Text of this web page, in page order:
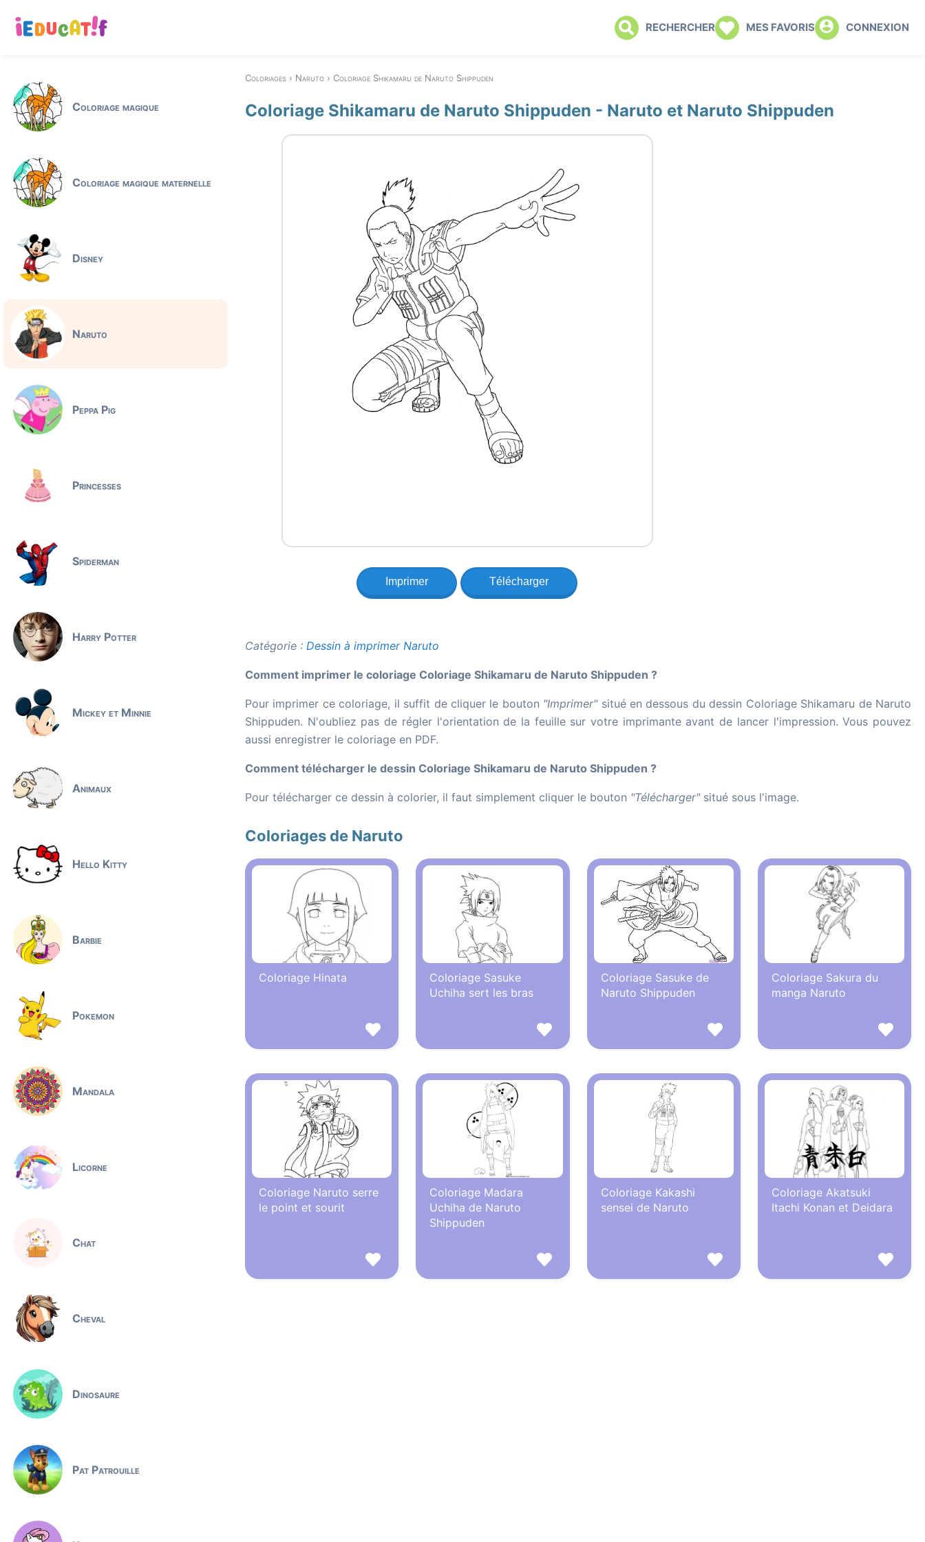
RECHERCHER MES FAVORIS CONNEXION
Coloriage magique
Coloriage magique maternelle
Disney
Naruto
Peppa Pig
Princesses
Spiderman
Harry Potter
Mickey et Minnie
Animaux
Hello Kitty
Barbie
Pokemon
Mandala
Licorne
Chat
Cheval
Dinosaure
Pat Patrouille
Coloriages Naruto Coloriage Shikamaru de Naruto Shippuden
Coloriage Shikamaru de Naruto Shippuden - Naruto et Naruto Shippuden
Imprimer Télécharger
Catégorie : Dessin à imprimer Naruto
Comment imprimer le coloriage Coloriage Shikamaru de Naruto Shippuden ?
Pour imprimer ce coloriage, il suffit de cliquer le bouton "Imprimer"situé en dessous du dessin Coloriage Shikamaru de Naruto
Shippuden. N'oubliez pas de régler l'orientation de la feuille sur votre imprimante avant de lancer l'impression. Vous pouvez
aussi enregistrer le coloriage en PDF.
Comment télécharger le dessin Coloriage Shikamaru de Naruto Shippuden ?
Pour télécharger ce dessin à colorier, il faut simplement cliquer le bouton "Télécharger"situé sous l'image.
Coloriages de Naruto
Coloriage Hinata
Coloriage Sasuke
Uchiha sert les bras
Coloriage Sasuke de
Naruto Shippuden
Coloriage Sakura du
manga Naruto
Coloriage Naruto serre
le point et sourit
Coloriage Madara
Uchiha de Naruto
Shippuden
Coloriage Kakashi
sensei de Naruto
Coloriage Akatsuki
Itachi Konan et Deidara